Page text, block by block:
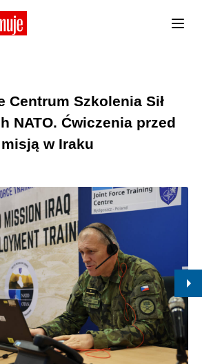
Centrum Szkolenia Sił
NATO. Ćwiczenia przed
misją w Iraku